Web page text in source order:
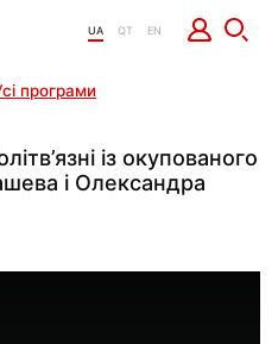
UA QT EN
програми
із окупованого
і Олександра